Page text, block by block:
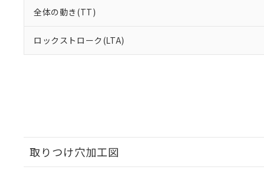
全体の動き(TT)
ロックストローク(LTA)
取りつけ穴加工図